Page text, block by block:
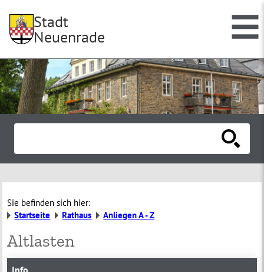
Stadt
Neuenrade
Sie befinden sich hier:
Startseite
Rathaus Anliegen A - Z
Altlasten